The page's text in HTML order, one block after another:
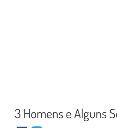
3 Homens e Alguns